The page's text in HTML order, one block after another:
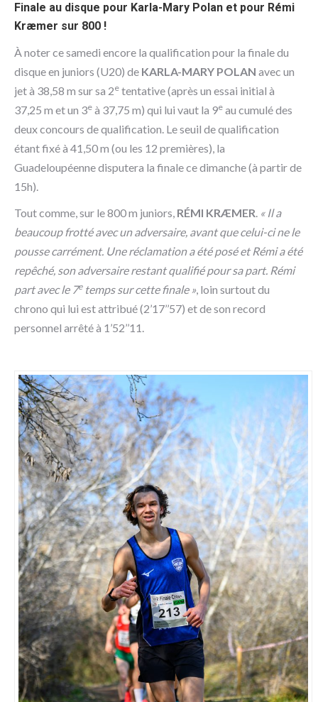
Finale au disque pour Karla-Mary Polan et pour Rémi
Kræmer sur 800 !
À noter ce samedi encore la qualification pour la finale du
disque en juniors (U20) de KARLA-MARY POLAN avec un
jet à 38,58 m sur sa 2e tentative (après un essai initial à
37,25 m et un 3e à 37,75 m) qui lui vaut la 9e au cumulé des
deux concours de qualification. Le seuil de qualification
étant fixé à 41,50 m (ou les 12 premières), la
Guadeloupéenne disputera la finale ce dimanche (à partir de
15h).
Tout comme, sur le 800 m juniors, RÉMI KRÆMER. « Il a
beaucoup frotté avec un adversaire, avant que celui-ci ne le
pousse carrément. Une réclamation a été posé et Rémi a été
repêché, son adversaire restant qualifié pour sa part. Rémi
part avec le 7etemps sur cette finale », loin surtout du
chrono qui lui est attribué (2’17’’57) et de son record
personnel arrêté à 1’52’’11.